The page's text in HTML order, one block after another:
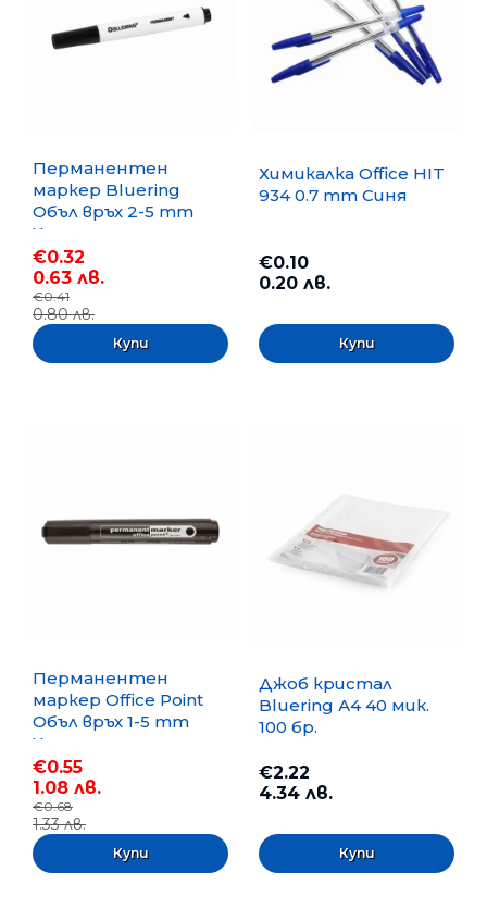
Перманентен
маркер Bluering
Объл връх 2-5 mm
Черен
€0.32
0.63 лв.
€0.41
0.80 лв.
Химикалка Office HIT
934 0.7 mm Синя
€0.10
0.20 лв.
Перманентен
маркер Office Point
Объл връх 1-5 mm
Черен
€0.55
1.08 лв.
€0.68
1.33 лв.
Джоб кристал
Bluering А4 40 мик.
100 бр.
€2.22
4.34 лв.